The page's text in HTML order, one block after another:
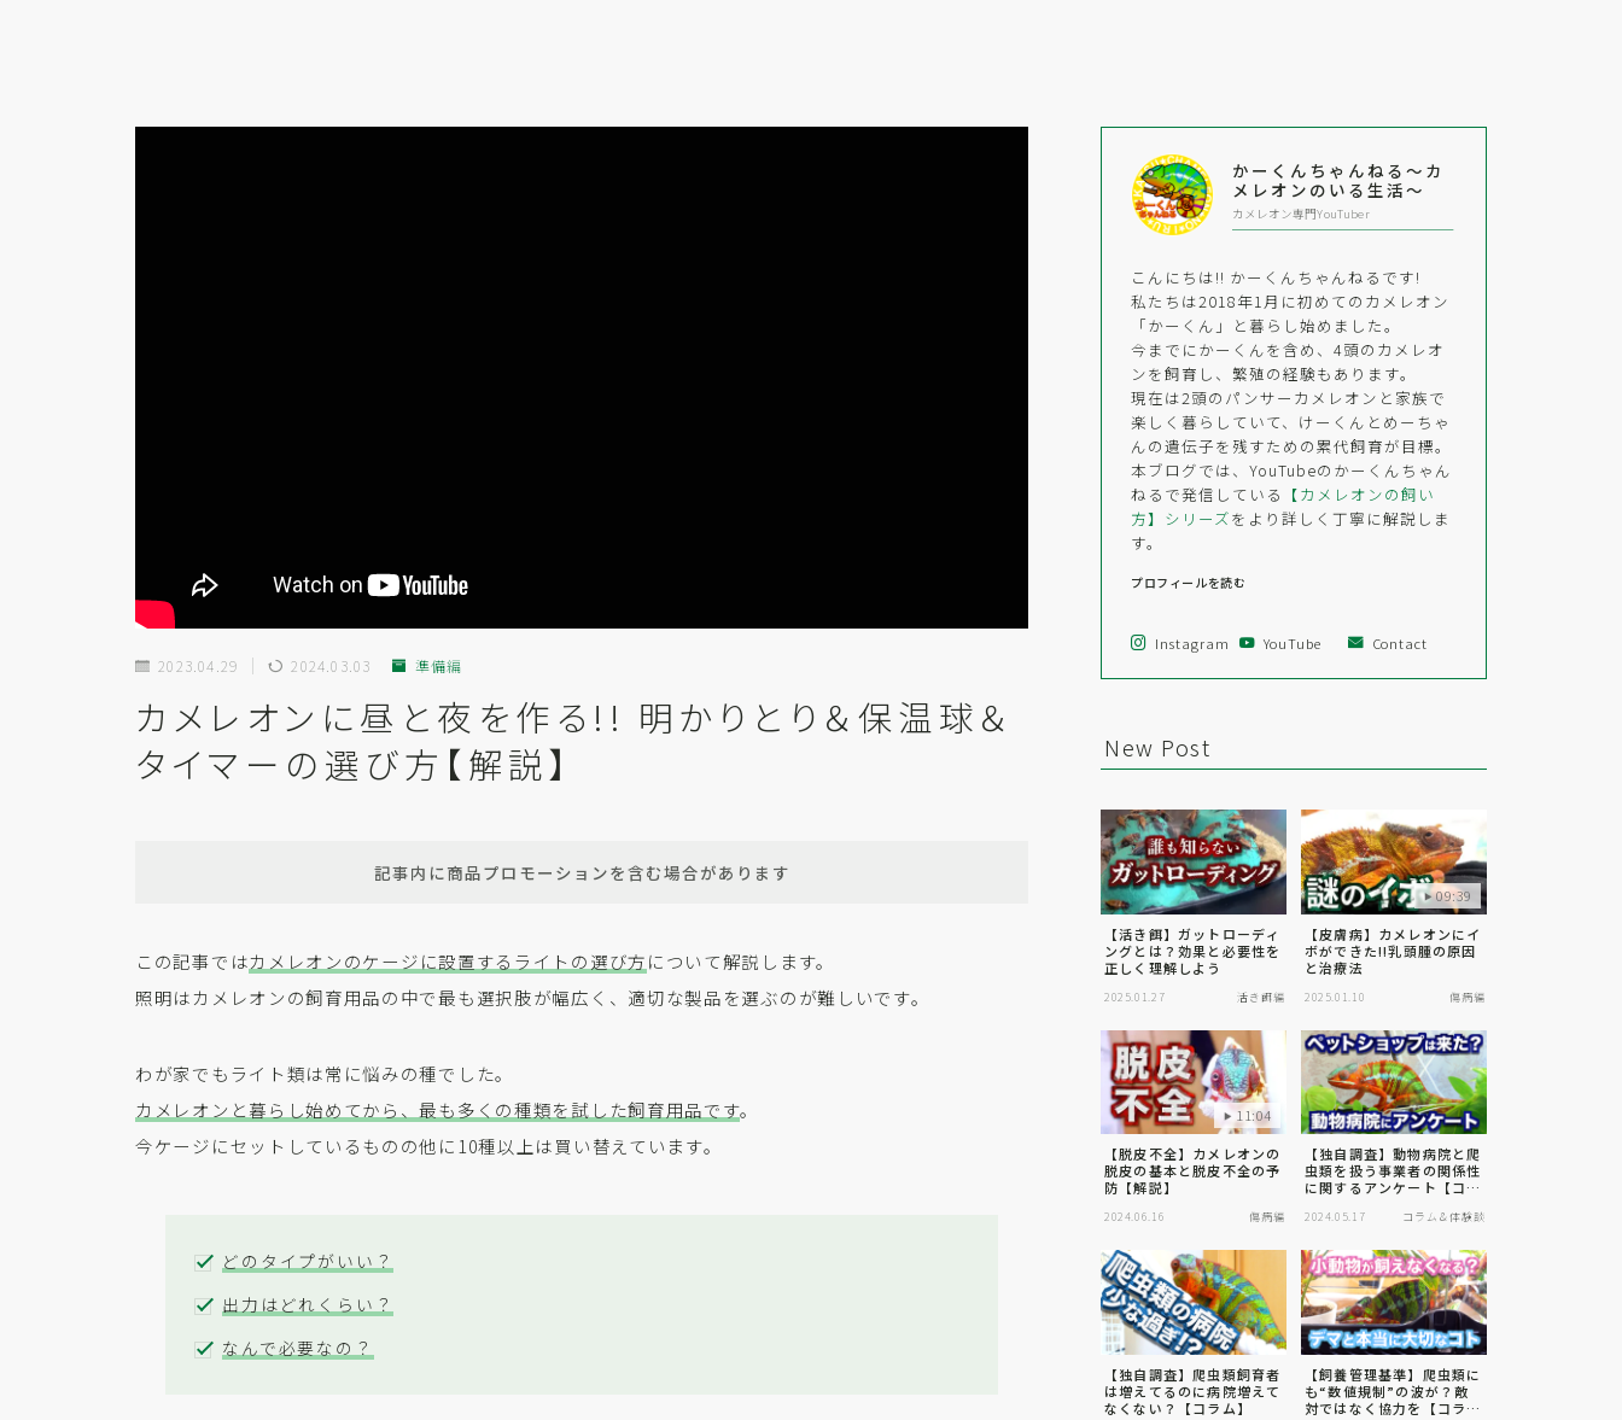
2023.04.29 2024.03.03 準備編
カメレオンに昼と夜を作る!! 明かりとり＆保温球＆
タイマーの選び方【解説】
記事内に商品プロモーションを含む場合があります
この記事ではカメレオンのケージに設置するライトの選び方について解説します。
照明はカメレオンの飼育用品の中で最も選択肢が幅広く、適切な製品を選ぶのが難しいです。
わが家でもライト類は常に悩みの種でした。
カメレオンと暮らし始めてから、最も多くの種類を試した飼育用品です。
今ケージにセットしているものの他に10種以上は買い替えています。
どのタイプがいい？
出力はどれくらい？
なんで必要なの？
かーくんちゃんねる〜カ
メレオンのいる生活〜
カメレオン専門YouTuber
こんにちは!! かーくんちゃんねるです!
私たちは2018年1月に初めてのカメレオン
「かーくん」と暮らし始めました。
今までにかーくんを含め、4頭のカメレオ
ンを飼育し、繁殖の経験もあります。
現在は2頭のパンサーカメレオンと家族で
楽しく暮らしていて、けーくんとめーちゃ
んの遺伝子を残すための累代飼育が目標。
本ブログでは、YouTubeのかーくんちゃん
ねるで発信している 【カメレオンの飼い
方】シリーズをより詳しく丁寧に解説しま
す。
プロフィールを読む
Instagram YouTube Contact
New Post
【活き餌】ガットローディ
ングとは？効果と必要性を
正しく理解しよう
2025.01.27 活き餌編
09:39
【皮膚病】カメレオンにイ
ボができた!!乳頭腫の原因
と治療法
2025.01.10 傷病編
11:04
【脱皮不全】カメレオンの
脱皮の基本と脱皮不全の予
防【解説】
2024.06.16 傷病編
【独自調査】動物病院と爬
虫類を扱う事業者の関係性
に関するアンケート【コラ
2024.05.17 コラム＆体験談
【独自調査】爬虫類飼育者
は増えてるのに病院増えて
なくない？【コラム】
【飼養管理基準】爬虫類に
も“数値規制”の波が？敵
対ではなく協力を【コラ